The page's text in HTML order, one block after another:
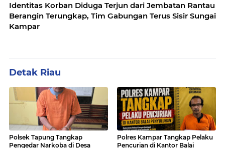
Identitas Korban Diduga Terjun dari Jembatan Rantau
Berangin Terungkap, Tim Gabungan Terus Sisir Sungai
Kampar
Detak Riau
Polsek Tapung Tangkap
Pengedar Narkoba di Desa
Polres Kampar Tangkap Pelaku
Pencurian di Kantor Balai